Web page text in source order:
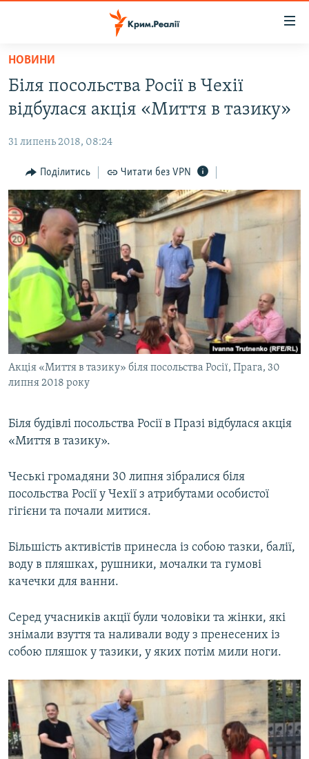
Перейти
основного
матеріалу
Перейти
до
навігації
Перейти
до
пошуку
ВОДА.КРИМ
ВІДЕО ТА ФОТО
ПОЛІТИКА
БЛОГИ
ПОГЛЯД
ІНТЕРВ'Ю
ВСЕ ЗА ДЕНЬ
СПЕЦПРОЕКТИ
ДЕПОРТАЦІЯ
ВІДЕОУРОКИ «ELIFBE»
СВІДЧЕННЯ ОКУПАЦІЇ
УКРАЇНСЬКА ПРОБЛЕМА КРИМУ
ЯК ОБІЙТИ БЛОКУВАННЯ
Русский
Qırımtatar
НОВИНИ
Біля посольства Росії в Чехії
відбулася акція «Миття в тазику»
31 липень 2018, 08:24
Поділитись Читати без VPN
Акція «Миття в тазику» біля посольства Росії, Прага, 30
липня 2018 року
Біля будівлі посольства Росії в Празі відбулася акція
«Миття в тазику».
Чеські громадяни 30 липня зібралися біля
посольства Росії у Чехії з атрибутами особистої
гігієни та почали митися.
Більшість активістів принесла із собою тазки, балії,
воду в пляшках, рушники, мочалки та гумові
качечки для ванни.
Серед учасників акції були чоловіки та жінки, які
знімали взуття та наливали воду з пренесених із
собою пляшок у тазики, у яких потім мили ноги.